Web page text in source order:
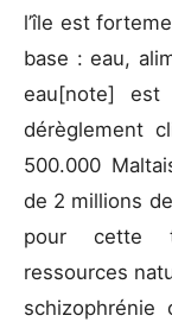
l’île est
base : eau,
eau[note] est
dérèglement
500.000
de 2 millions
pour cette
ressources
schizophrénie